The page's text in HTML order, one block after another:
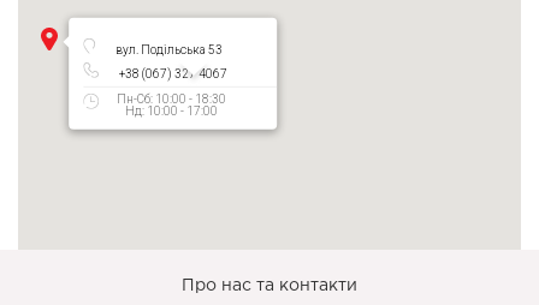
вул. Подільська 53
+38 (067) 327 4067
Пн-Сб: 10:00 - 18:30
Нд: 10:00 - 17:00
Про нас та контакти